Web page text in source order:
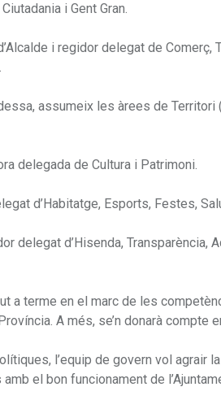
i Gent Gran.
i regidor delegat de Comerç,
assumeix les àrees de Territori
delegada de Cultura i Patrimoni.
d’Habitatge, Esports, Festes,
delegat d’Hisenda, Transparència,
a terme en el marc de les
A més, se’n donarà compte
l’equip de govern vol agrair
el bon funcionament de